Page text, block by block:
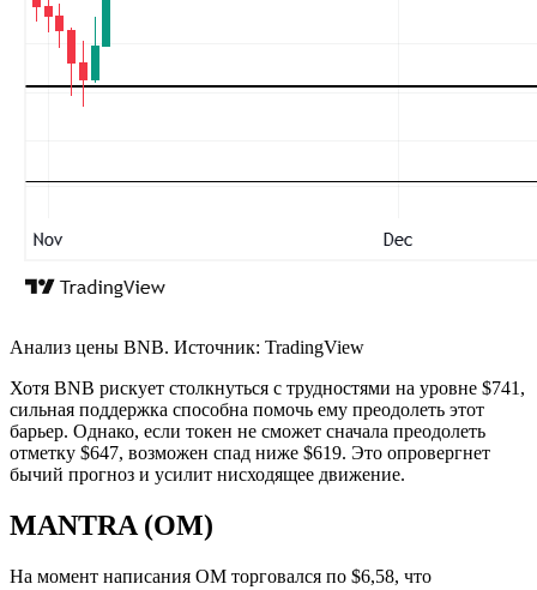
Анализ цены BNB. Источник: TradingView
Хотя BNB рискует столкнуться с трудностями на уровне $741,
сильная поддержка способна помочь ему преодолеть этот
барьер. Однако, если токен не сможет сначала преодолеть
отметку $647, возможен спад ниже $619. Это опровергнет
бычий прогноз и усилит нисходящее движение.
MANTRA (OM)
На момент написания OM торговался по $6,58, что